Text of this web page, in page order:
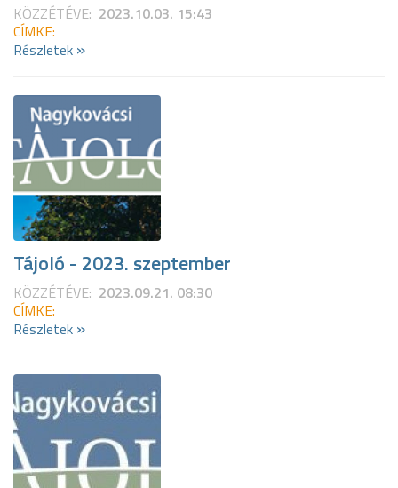
KÖZZÉTÉVE: 2023.10.03. 15:43
CÍMKE:
Részletek »
Tájoló - 2023. szeptember
KÖZZÉTÉVE: 2023.09.21. 08:30
CÍMKE:
Részletek »